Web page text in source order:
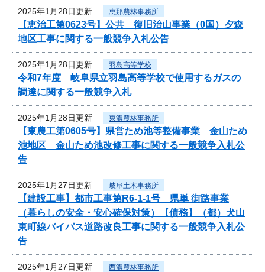
2025年1月28日更新 恵那農林事務所
【恵治工第0623号】公共 復旧治山事業（0国）夕森
地区工事に関する一般競争入札公告
2025年1月28日更新 羽島高等学校
令和7年度 岐阜県立羽島高等学校で使用するガスの
調達に関する一般競争入札
2025年1月28日更新 東濃農林事務所
【東農工第0605号】県営ため池等整備事業 金山ため
池地区 金山ため池改修工事に関する一般競争入札公
告
2025年1月27日更新 岐阜土木事務所
【建設工事】都市工事第R6-1-1号 県単 街路事業
（暮らしの安全・安心確保対策）【債務】（都）犬山
東町線バイパス道路改良工事に関する一般競争入札公
告
2025年1月27日更新 西濃農林事務所